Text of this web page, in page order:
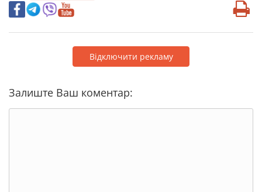
Відключити рекламу
Залиште Ваш коментар: